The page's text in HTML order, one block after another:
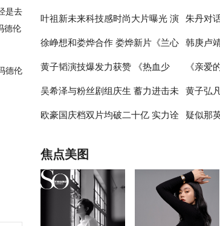
是去
德伦
德伦
员参与的节目 子柒居
叶祖新未来科技感时尚大片曝光 演
绎春日太阳男神
朱丹对
步20公
徐峥想和娄烨合作 娄烨新片《兰心
大剧院》却宣布撤档
韩庚卢
的心
黄子韬演技爆发力获赞 《热血少
年》收官在即
《亲爱
百何张
吴希泽与粉丝剧组庆生 蓄力进击未
来可期
黄子弘
官 出席
欧豪国庆档双片均破二十亿 实力诠 疑似那
焦点美图